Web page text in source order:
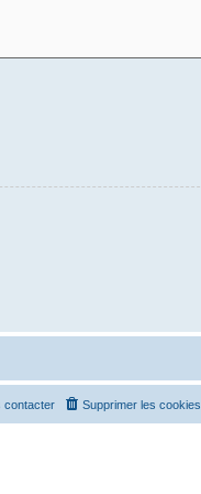
Supprimer les cookies
contacter